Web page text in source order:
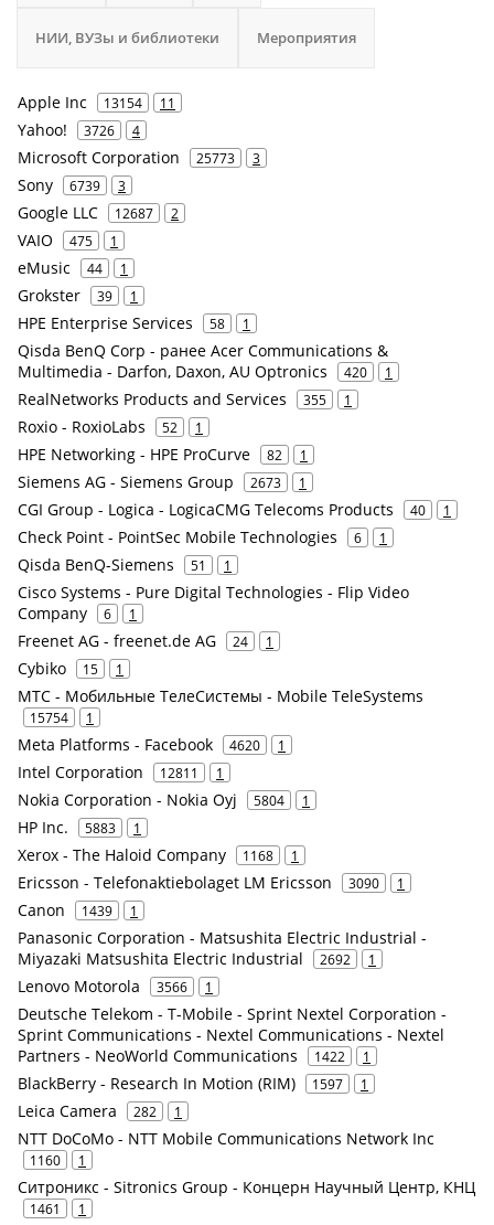
НИИ, ВУЗы и библиотеки Мероприятия
Apple Inc 13154 11
Yahoo! 3726 4
Microsoft Corporation 25773 3
Sony 6739 3
Google LLC 12687 2
VAIO 475 1
eMusic 44 1
Grokster 39 1
HPE Enterprise Services 58 1
Qisda BenQ Corp - ранее Acer Communications &
Multimedia - Darfon, Daxon, AU Optronics
420 1
RealNetworks Products and Services 355 1
Roxio - RoxioLabs 52 1
HPE Networking - HPE ProCurve 82 1
Siemens AG - Siemens Group 2673 1
CGI Group - Logica - LogicaCMG Telecoms Products 40 1
Check Point - PointSec Mobile Technologies 6 1
Qisda BenQ-Siemens 51 1
Cisco Systems - Pure Digital Technologies - Flip Video
Company
6 1
Freenet AG - freenet.de AG 24 1
Cybiko 15 1
МТС - Мобильные ТелеСистемы - Mobile TeleSystems
15754 1
Meta Platforms - Facebook 4620 1
Intel Corporation 12811 1
Nokia Corporation - Nokia Oyj 5804 1
HP Inc. 5883 1
Xerox - The Haloid Company 1168 1
Ericsson - Telefonaktiebolaget LM Ericsson 3090 1
Canon 1439 1
Panasonic Corporation - Matsushita Electric Industrial -
Miyazaki Matsushita Electric Industrial
2692 1
Lenovo Motorola 3566 1
Deutsche Telekom - T-Mobile - Sprint Nextel Corporation -
Sprint Communications - Nextel Communications - Nextel
Partners - NeoWorld Communications
1422 1
BlackBerry - Research In Motion (RIM) 1597 1
Leica Camera 282 1
NTT DoCoMo - NTT Mobile Communications Network Inc
1160 1
Ситроникс - Sitronics Group - Концерн Научный Центр, КНЦ
1461 1